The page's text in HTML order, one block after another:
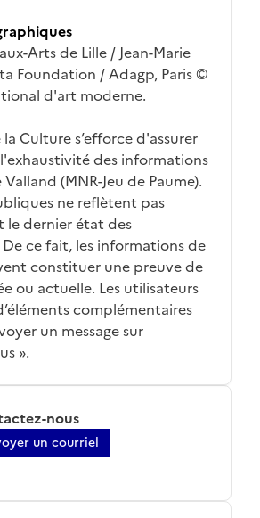
Arts de Lille / Jean-Marie
Foundation / Adagp, Paris ©
d'art moderne.
Culture s’efforce d'assurer
des informations
(MNR-Jeu de Paume).
ne reflètent pas
le dernier état des
De ce fait, les informations de
constituer une preuve de
ou actuelle. Les utilisateurs
complémentaires
un message sur
».
nous
un courriel